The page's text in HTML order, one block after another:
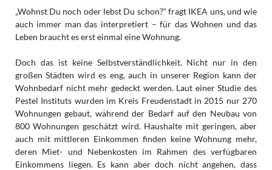
„Wohnst Du noch oder lebst Du schon?“ fragt IKEA uns, und wie
auch immer man das interpretiert – für das Wohnen und das
Leben braucht es erst einmal eine Wohnung.
Doch das ist keine Selbstverständlichkeit. Nicht nur in den
großen Städten wird es eng, auch in unserer Region kann der
Wohnbedarf nicht mehr gedeckt werden. Laut einer Studie des
Pestel Instituts wurden im Kreis Freudenstadt in 2015 nur 270
Wohnungen gebaut, während der Bedarf auf den Neubau von
800 Wohnungen geschätzt wird. Haushalte mit geringen, aber
auch mit mittleren Einkommen finden keine Wohnung mehr,
deren Miet- und Nebenkosten im Rahmen des verfügbaren
Einkommens liegen. Es kann aber doch nicht angehen, dass